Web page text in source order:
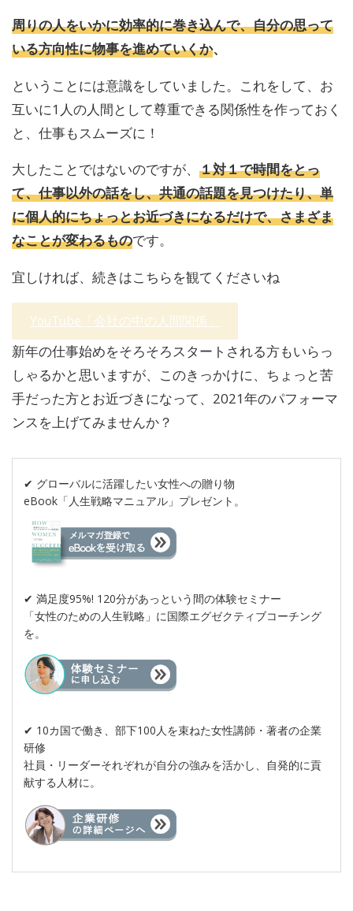
周りの人をいかに効率的に巻き込んで、自分の思って
いる方向性に物事を進めていくか、
ということには意識をしていました。これをして、お
互いに1人の人間として尊重できる関係性を作っておく
と、仕事もスムーズに！
大したことではないのですが、 １対１で時間をとっ
て、仕事以外の話をし、共通の話題を見つけたり、単
に個人的にちょっとお近づきになるだけで、さまざま
なことが変わるものです。
宜しければ、続きはこちらを観てくださいね
YouTube「会社の中の人間関係」
新年の仕事始めをそろそろスタートされる方もいらっ
しゃるかと思いますが、このきっかけに、ちょっと苦
手だった方とお近づきになって、2021年のパフォーマ
ンスを上げてみませんか？
✔︎ グローバルに活躍したい女性への贈り物
eBook「人生戦略マニュアル」プレゼント。
✔︎ 満足度95%! 120分があっという間の体験セミナー
「女性のための人生戦略」に国際エグゼクティブコーチング
を。
✔︎ 10カ国で働き、部下100人を束ねた女性講師・著者の企業
研修
社員・リーダーそれぞれが自分の強みを活かし、自発的に貢
献する人材に。